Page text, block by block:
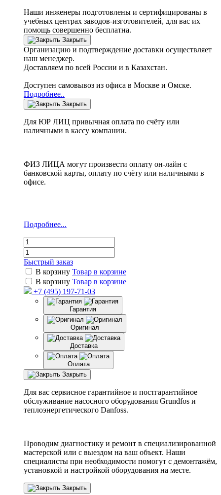
Наши инженеры подготовлены и сертифицированы в
учебных центрах заводов-изготовителей, для вас их
помощь совершенно бесплатна.
Закрыть
Организацию и подтверждение доставки осуществляет
наш менеджер.
Доставляем по всей России и в Казахстан.
Доступен самовывоз из офиса в Москве и Омске.
Подробнее..
Закрыть
Для ЮР ЛИЦ привычная оплата по счёту или
наличными в кассу компании.
ФИЗ ЛИЦА могут произвести оплату он-лайн с
банковской карты, оплату по счёту или наличными в
офисе.
Подробнее...
Быстрый заказ
В корзину Товар в корзине
В корзину Товар в корзине
+7 (495) 197-71-03
Гарантия
Оригинал
Доставка
Оплата
Закрыть
Для вас сервисное гарантийное и постгарантийное
обслуживание насосного оборудования Grundfos и
теплоэнергетического Danfoss.
Проводим диагностику и ремонт в специализированной
мастерской или с выездом на ваш объект. Наши
специалисты при необходимости помогут с демонтажём,
установкой и настройкой оборудования на месте.
Закрыть